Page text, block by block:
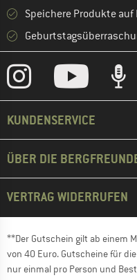
Speichere Produkte
KUNDENSERVICE
ÜBER DIE
VERTRAG WIDERRUFEN
**Der Gutschein gilt ab einem
von 40 Euro. Gutscheine für
nur einmal pro Person und